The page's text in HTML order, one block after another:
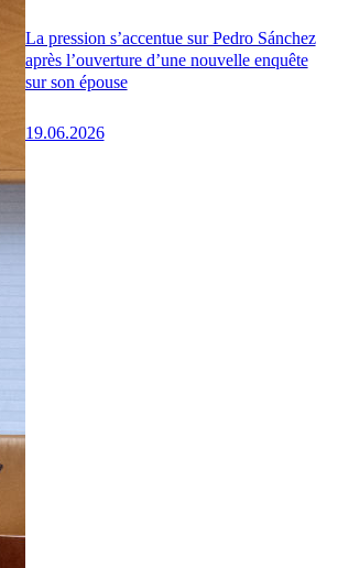
La pression s’accentue sur Pedro Sánchez
après l’ouverture d’une nouvelle enquête
sur son épouse
19.06.2026